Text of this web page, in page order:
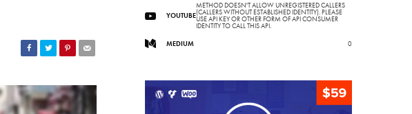
YOUTUBE
METHOD DOESN'T ALLOW UNREGISTERED CALLERS
(CALLERS WITHOUT ESTABLISHED IDENTITY). PLEASE
USE API KEY OR OTHER FORM OF API CONSUMER
IDENTITY TO CALL THIS API.
MEDIUM
0